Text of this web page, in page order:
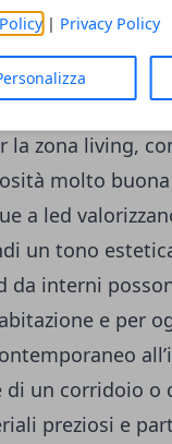
| Privacy Policy
sempre più
tocco di
Possono
zona living,
molto
a led
un tono
da interni
e per
un corridoio o
preziosi e